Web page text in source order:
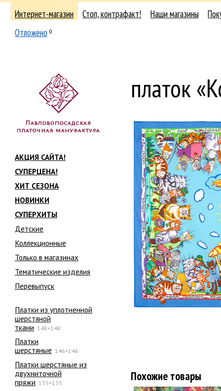
Интернет-магазин Стоп, контрафакт! Наши магазины
Отложено 0
АКЦИЯ САЙТА!
СУПЕРЦЕНА!
ХИТ СЕЗОНА
НОВИНКИ
СУПЕРХИТЫ
Детские
Коллекционные
Только в магазинах
Тематические изделия
Перевыпуск
Платки из уплотненной
шерстяной
ткани 148×148
Платки
шерстяные 146×146
Платки шерстяные из
двухниточной
пряжи 135×135
платок
Похожие товары